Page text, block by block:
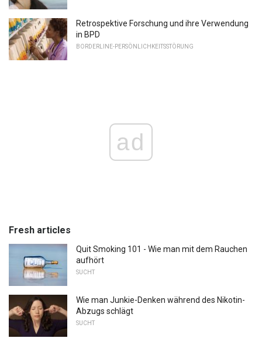
Retrospektive Forschung und ihre Verwendung
in BPD
BORDERLINE-PERSÖNLICHKEITSSTÖRUNG
ad
Fresh articles
Quit Smoking 101 - Wie man mit dem Rauchen
aufhört
SUCHT
Wie man Junkie-Denken während des Nikotin-
Abzugs schlägt
SUCHT